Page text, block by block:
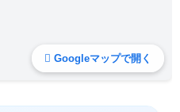
Googleマップで開く